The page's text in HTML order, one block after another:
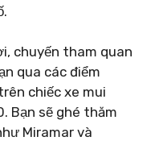
chuyến tham quan
qua các điểm
chiếc xe mui
Bạn sẽ ghé thăm
Miramar và